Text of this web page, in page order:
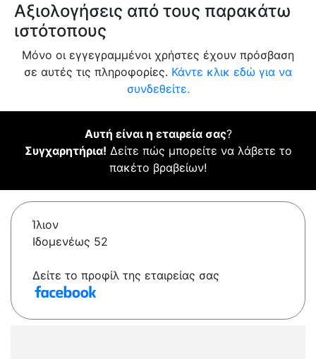
Αξιολογήσεις από τους παρακάτω
ιστότοπους
Μόνο οι εγγεγραμμένοι χρήστες έχουν πρόσβαση
σε αυτές τις πληροφορίες. Κάντε κλικ εδώ για να
συνδεθείτε.
Αυτή είναι η εταιρεία σας?
Συγχαρητήρια! Δείτε πώς μπορείτε να λάβετε το
πακέτο βραβείων!
Ίλιον
Ιδομενέως 52
Δείτε το προφίλ της εταιρείας σας